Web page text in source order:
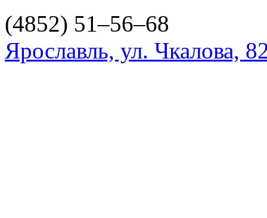
(4852) 51–56–68
Ярославль, ул. Чкалова,